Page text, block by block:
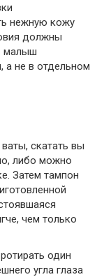
нежную кожу
должны
малыш
а не в отдельном
скатать вы
либо можно
Затем тампон
чем только
один
угла глаза